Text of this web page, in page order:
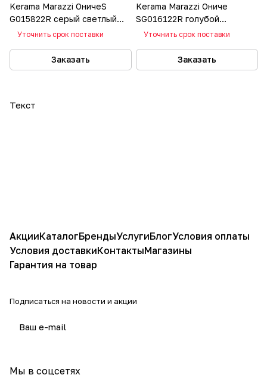
Kerama Marazzi ОничеS
G015822R серый светлый
лаппатированный
Уточнить срок поставки
Заказать
Kerama Marazzi Ониче
SG016122R голубой
лаппатированный
Уточнить срок поставки
Заказать
Текст
АкцииКаталогБрендыУслугиБлогУсловия оплаты
Условия доставкиКонтактыМагазины
Гарантия на товар
Подписаться на новости и акции
Мы в соцсетях